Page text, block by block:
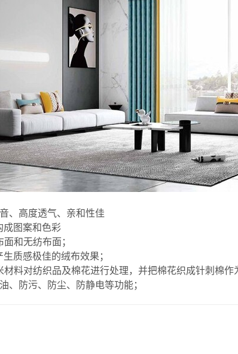
、高度透气、亲和性佳
成图案和色彩
和无纺布面；
质感极佳的绒布效果；
料对纺织品及棉花进行处理，并把棉花织成针刺棉
、防污、防尘、防静电等功能；